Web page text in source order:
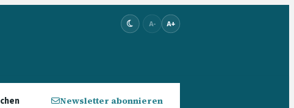
A- A+
Newsletter abonnieren